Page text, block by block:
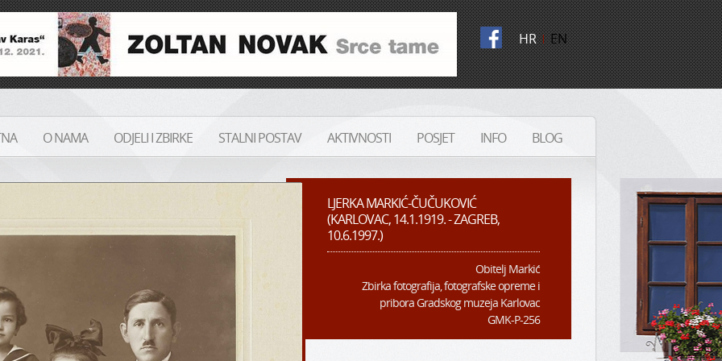
HR|EN
O NAMA ODJELI I ZBIRKE STALNI POSTAV AKTIVNOSTI POSJET INFO BLOG
LJERKA MARKIĆ-ČUČUKOVIĆ
(KARLOVAC, 14.1.1919. - ZAGREB,
10.6.1997.)
Obitelj Markić
Zbirka fotografija, fotografske opreme i
pribora Gradskog muzeja Karlovac
GMK-P-256